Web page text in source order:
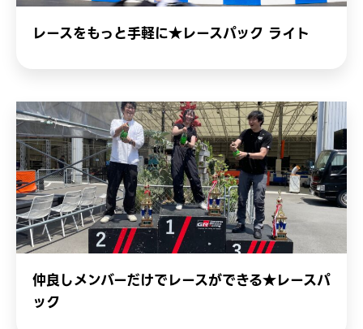
レースをもっと手軽に★レースパック ライト
仲良しメンバーだけでレースができる★レースパ
ック